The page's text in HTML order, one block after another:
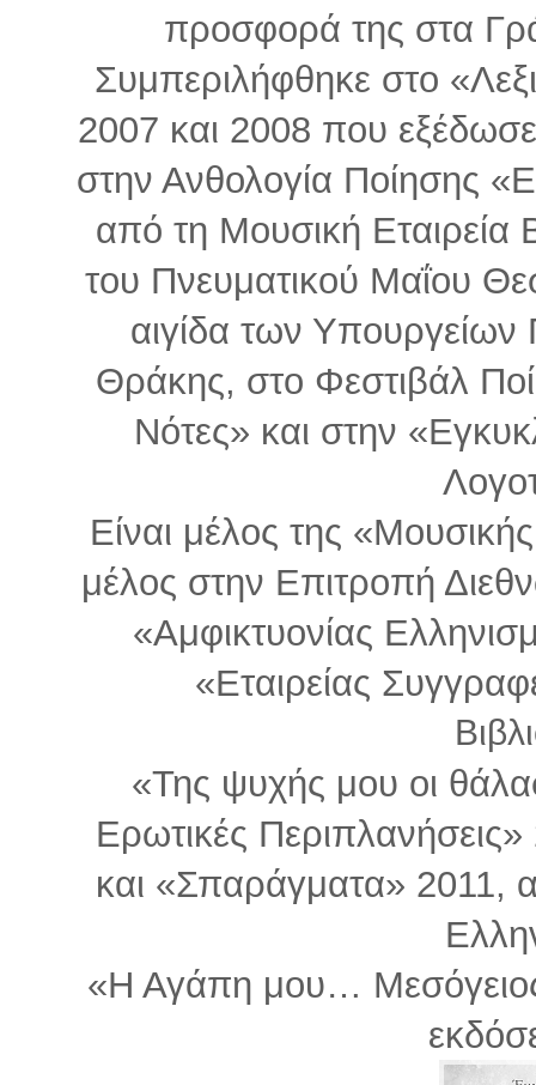
προσφορά της στα
Συμπεριλήφθηκε στο
2007 και 2008 που
στην Ανθολογία Ποίησης
από τη Μουσική Εταιρεία
του Πνευματικού Μαΐου
αιγίδα των Υπουργείων
Θράκης, στο Φεστιβάλ
Νότες» και στην
Είναι μέλος της
μέλος στην Επιτροπή
«Αμφικτυονίας
«Εταιρείας
«Της ψυχής μου οι
Ερωτικές
και «Σπαράγματα» 2011,
«Η Αγάπη μου…